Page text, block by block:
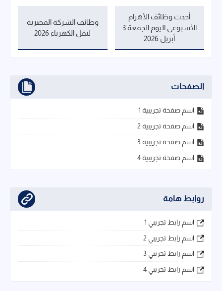
أحدث وظائف الأهرام
الأسبوعي اليوم الجمعة 3
أبريل 2026
وظائف الشركة المصرية
لنقل الكهرباء 2026
الصفحات
اسم صفحة تجريبية 1
اسم صفحة تجريبية 2
اسم صفحة تجريبية 3
اسم صفحة تجريبية 4
روابط هامة
اسم رابط تجريبي 1
اسم رابط تجريبي 2
اسم رابط تجريبي 3
اسم رابط تجريبي 4